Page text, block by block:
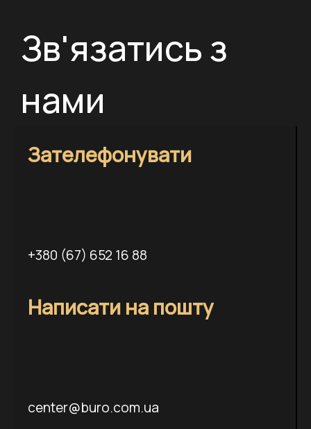
Зв'язатись з
нами
Зателефонувати
+380 (67) 652 16 88
Написати на пошту
center@buro.com.ua